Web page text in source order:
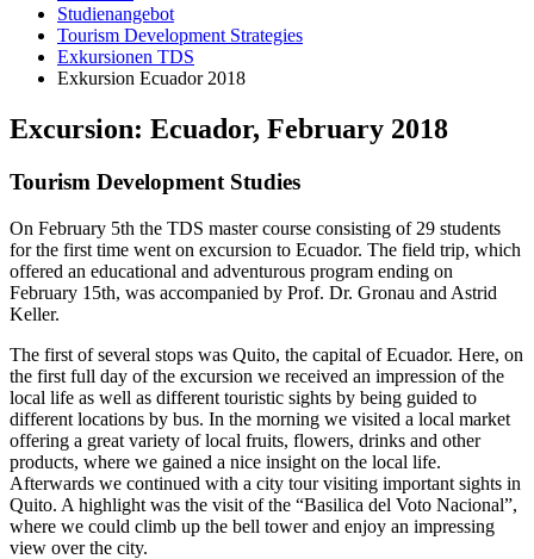
Studienangebot
Tourism Development Strategies
Exkursionen TDS
Exkursion Ecuador 2018
Ex­cur­si­on: Ecua­dor, Fe­bru­ary 2018
Tou­rism De­ve­lop­ment Stu­dies
On February 5th the TDS master course consisting of 29 students
for the first time went on excursion to Ecuador. The field trip, which
offered an educational and adventurous program ending on
February 15th, was accompanied by Prof. Dr. Gronau and Astrid
Keller.
The first of several stops was Quito, the capital of Ecuador. Here, on
the first full day of the excursion we received an impression of the
local life as well as different touristic sights by being guided to
different locations by bus. In the morning we visited a local market
offering a great variety of local fruits, flowers, drinks and other
products, where we gained a nice insight on the local life.
Afterwards we continued with a city tour visiting important sights in
Quito. A highlight was the visit of the “Basilica del Voto Nacional”,
where we could climb up the bell tower and enjoy an impressing
view over the city.